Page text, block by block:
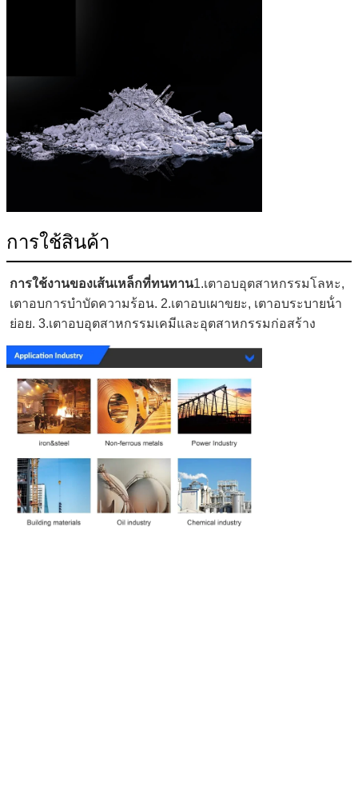
การใช้สินค้า
การใช้งานของเส้นเหล็กที่ทนทาน1.เตาอบอุตสาหกรรมโลหะ,
เตาอบการบําบัดความร้อน. 2.เตาอบเผาขยะ, เตาอบระบายน้ํา
ย่อย. 3.เตาอบอุตสาหกรรมเคมีและอุตสาหกรรมก่อสร้าง